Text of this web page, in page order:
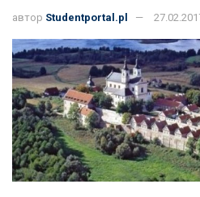
автор Studentportal.pl